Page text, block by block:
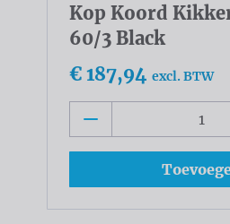
Kop Koord
60/3 Black
€ 187,94 excl. BTW